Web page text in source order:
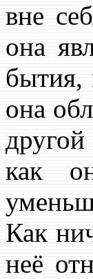
вне
она
бытия,
она
как
Как
неё